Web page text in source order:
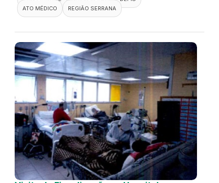
ATO MÉDICO
REGIÃO SERRANA